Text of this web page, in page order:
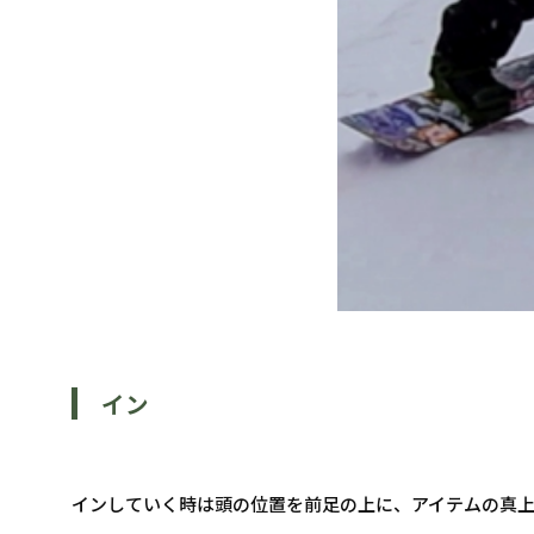
イン
インしていく時は頭の位置を前足の上に、アイテムの真